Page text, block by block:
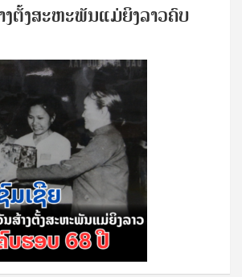
ງ​ຕັ້ງ​ສະ​ຫະ​ພັນ​ແມ່​ຍິງ​​ລາວຄົບ​